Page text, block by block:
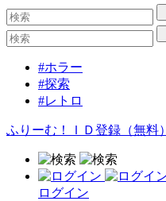
#ホラー
#探索
#レトロ
ふりーむ！ＩＤ登録（無料）
ログイン